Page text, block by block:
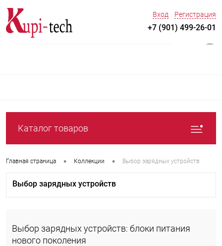
Вход Регистрация
+7 (901) 499-26-01
Каталог товаров
Главная страница • Коллекции • Выбор зарядных устройств
Выбор зарядных устройств
Выбор зарядных устройств: блоки питания
нового поколения